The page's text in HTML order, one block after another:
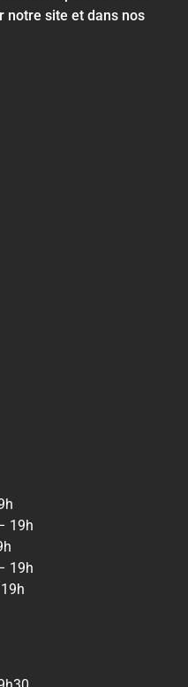
notre site et dans nos
19h
19h